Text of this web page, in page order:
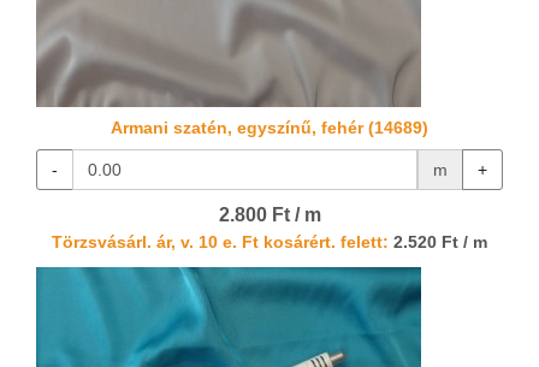
Armani szatén, egyszínű, fehér (14689)
- m +
2.800 Ft / m
Törzsvásárl. ár, v. 10 e. Ft kosárért. felett: 2.520 Ft / m